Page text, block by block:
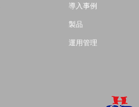
導入事例
製品
運用管理